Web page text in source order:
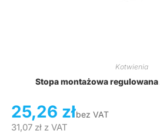
Kotwienia
Stopa montażowa
25,26 złbez VAT
31,07 złz VAT